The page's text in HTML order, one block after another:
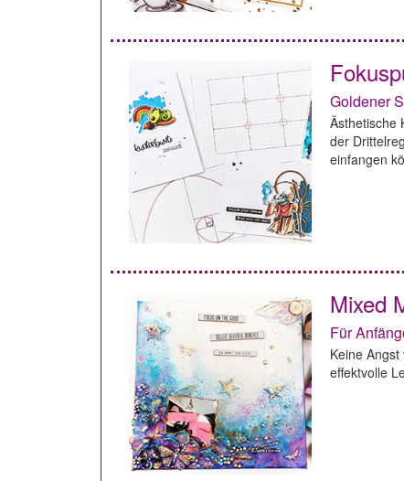
Goldener
Ästhetische
der
einfangen
Mixed
Für
Keine
effektvolle